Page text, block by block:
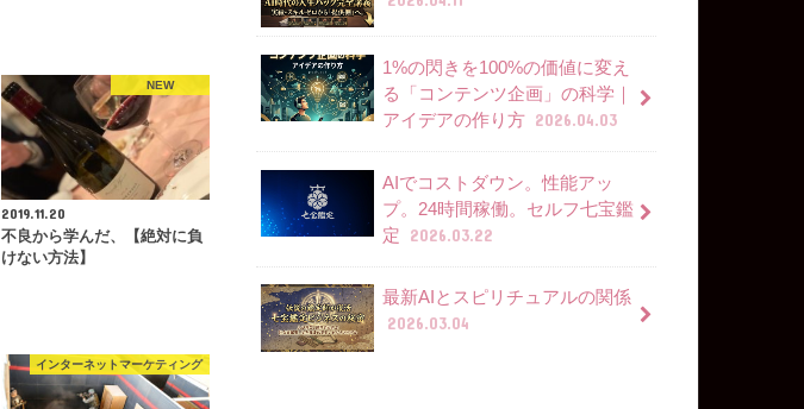
NEW
2019.11.20
不良から学んだ、【絶対に負
けない方法】
インターネットマーケティング
1%の閃きを100%の価値に変え
る「コンテンツ企画」の科学｜
アイデアの作り方 2026.04.03
AIでコストダウン。性能アッ
プ。24時間稼働。セルフ七宝鑑
定
2026.03.22
最新AIとスピリチュアルの関係
2026.03.04